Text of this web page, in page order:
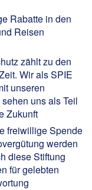
Rabatte in den
Reisen
zählt zu den
Wir als SPIE
unseren
uns als Teil
Zukunft
freiwillige Spende
werden
diese Stiftung
für gelebten